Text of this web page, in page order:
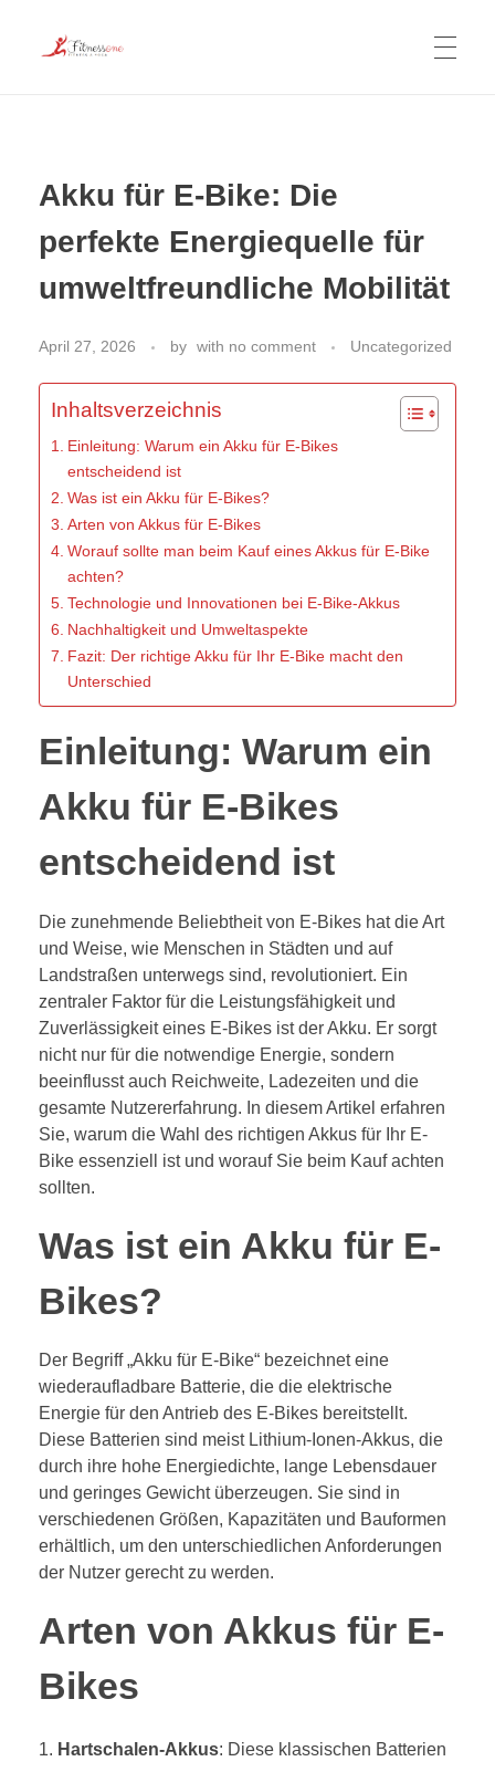
YOGA UND MEDITATION
Akku für E-Bike: Die
perfekte Energiequelle für
umweltfreundliche Mobilität
April 27, 2026 by with no comment Uncategorized
Inhaltsverzeichnis
Einleitung: Warum ein Akku für E-Bikes
entscheidend ist
Was ist ein Akku für E-Bikes?
Arten von Akkus für E-Bikes
Worauf sollte man beim Kauf eines Akkus für E-Bike
achten?
Technologie und Innovationen bei E-Bike-Akkus
Nachhaltigkeit und Umweltaspekte
Fazit: Der richtige Akku für Ihr E-Bike macht den
Unterschied
Einleitung: Warum ein
Akku für E-Bikes
entscheidend ist
Die zunehmende Beliebtheit von E-Bikes hat die Art
und Weise, wie Menschen in Städten und auf
Landstraßen unterwegs sind, revolutioniert. Ein
zentraler Faktor für die Leistungsfähigkeit und
Zuverlässigkeit eines E-Bikes ist der Akku. Er sorgt
nicht nur für die notwendige Energie, sondern
beeinflusst auch Reichweite, Ladezeiten und die
gesamte Nutzererfahrung. In diesem Artikel erfahren
Sie, warum die Wahl des richtigen Akkus für Ihr E-
Bike essenziell ist und worauf Sie beim Kauf achten
sollten.
Was ist ein Akku für E-
Bikes?
Der Begriff „Akku für E-Bike“ bezeichnet eine
wiederaufladbare Batterie, die die elektrische
Energie für den Antrieb des E-Bikes bereitstellt.
Diese Batterien sind meist Lithium-Ionen-Akkus, die
durch ihre hohe Energiedichte, lange Lebensdauer
und geringes Gewicht überzeugen. Sie sind in
verschiedenen Größen, Kapazitäten und Bauformen
erhältlich, um den unterschiedlichen Anforderungen
der Nutzer gerecht zu werden.
Arten von Akkus für E-
Bikes
Hartschalen-Akkus: Diese klassischen Batterien